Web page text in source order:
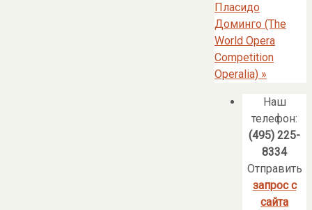
Пласидо
Доминго (The
World Opera
Сompetition
Operalia) »
Наш
телефон:
(495) 225-
8334
Отправить
запрос с
сайта